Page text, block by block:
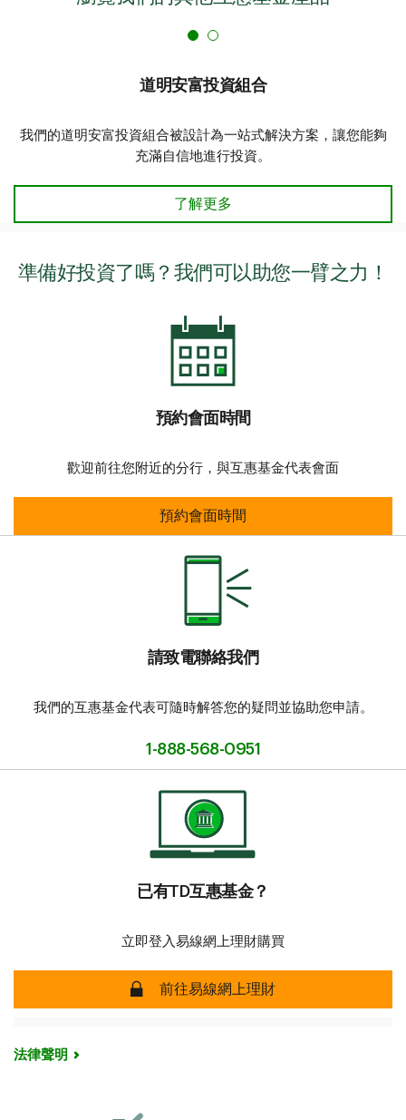
道明安富投資組合
我們的道明安富投資組合被設計為一站式解決方案，讓您能夠
充滿自信地進行投資。
了解更多
準備好投資了嗎？我們可以助您一臂之力！
預約會面時間
歡迎前往您附近的分行，與互惠基金代表會面
預約會面時間
預約會面時間
請致電聯絡我們
我們的互惠基金代表可隨時解答您的疑問並協助您申請。
1-888-568-0951
已有TD互惠基金？
立即登入易線網上理財購買
前往易線網上理財
法律聲明